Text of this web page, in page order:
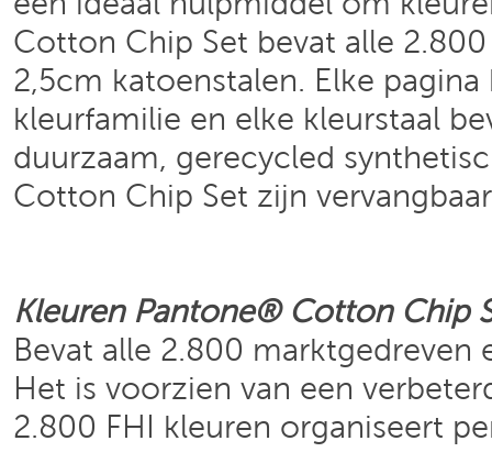
Cotton Chip Set bevat alle
2,5cm katoenstalen. Elke
kleurfamilie en elke kleurstaal
duurzaam, gerecycled
Cotton Chip Set zijn
Kleuren Pantone® Cotton Chip
Bevat alle 2.800
Het is voorzien van een
2.800 FHI kleuren organiseert